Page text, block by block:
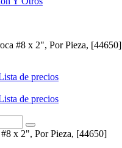
#8 x 2", Por Pieza, [44650]
de precios
de precios